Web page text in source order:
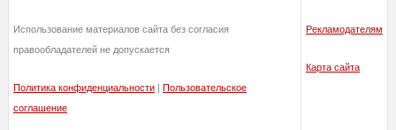
Использование материалов сайта без согласия
правообладателей не допускается
Политика конфиденциальности | Пользовательское
соглашение
Рекламодателям
Карта сайта